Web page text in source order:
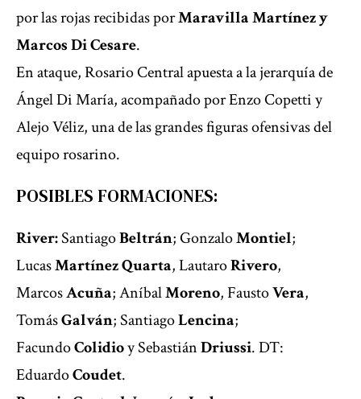
por las rojas recibidas porMaravilla Martínez y
Marcos Di Cesare.
En ataque, Rosario Central apuesta a la jerarquía de
Ángel Di María, acompañado por Enzo Copetti y
Alejo Véliz, una de las grandes figuras ofensivas del
equipo rosarino.
POSIBLES FORMACIONES:
River:SantiagoBeltrán; GonzaloMontiel;
LucasMartínez Quarta, LautaroRivero,
MarcosAcuña; AníbalMoreno, FaustoVera,
TomásGalván; SantiagoLencina;
FacundoColidioy SebastiánDriussi. DT:
EduardoCoudet.